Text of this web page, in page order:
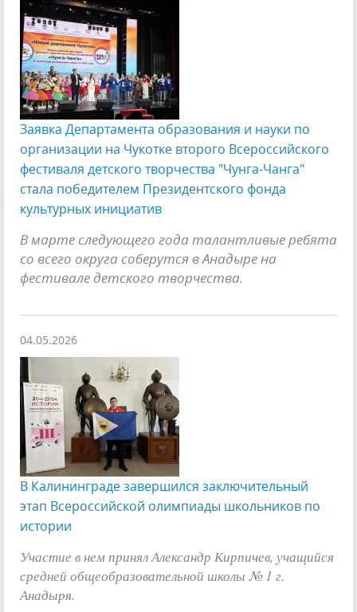
Заявка Департамента образования и науки по
организации на Чукотке второго Всероссийского
фестиваля детского творчества "Чунга-Чанга"
стала победителем Президентского фонда
культурных инициатив
В марте следующего года талантливые ребята
со всего округа соберутся в Анадыре на
фестивале детского творчества.
04.05.2026
В Калининграде завершился заключительный
этап Всероссийской олимпиады школьников по
истории
Участие в нем принял Александр Кирпичев, учащийся
средней общеобразовательной школы № 1 г.
Анадыря.